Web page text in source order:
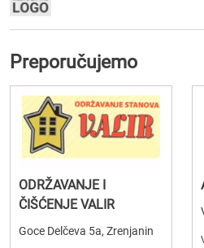
Preporučujemo
ODRŽAVANJE I
ČIŠĆENJE VALIR
Goce Delčeva 5a, Zrenjanin